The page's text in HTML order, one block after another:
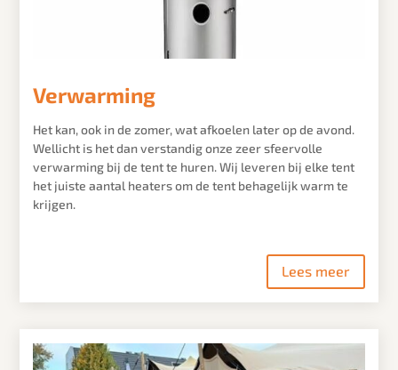
Verwarming
Het kan, ook in de zomer, wat afkoelen later op de avond.
Wellicht is het dan verstandig onze zeer sfeervolle
verwarming bij de tent te huren. Wij leveren bij elke tent
het juiste aantal heaters om de tent behagelijk warm te
krijgen.
Lees meer